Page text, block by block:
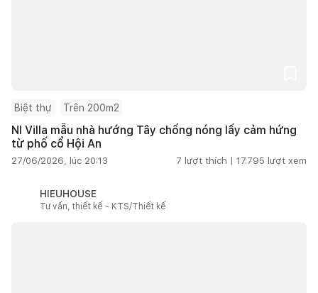
Biệt thự Trên 200m2
NI Villa mẫu nhà hướng Tây chống nóng lấy cảm hứng
từ phố cổ Hội An
27/06/2026, lúc 20:13 7 lượt thích | 17.795 lượt xem
HIEUHOUSE
Tư vấn, thiết kế - KTS/Thiết kế